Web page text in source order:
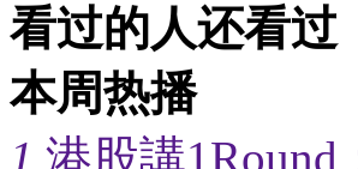
看过的人还看过
本周热播
1 港股講